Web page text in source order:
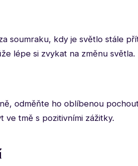
soumraku, kdy je světlo stále
lépe si zvykat na změnu světla.
odměňte ho oblíbenou
ve tmě s pozitivními zážitky.